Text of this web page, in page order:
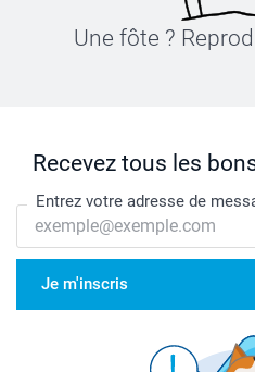
Une fôte ?
Recevez tous les
Entrez votre adresse de
Je m'inscris